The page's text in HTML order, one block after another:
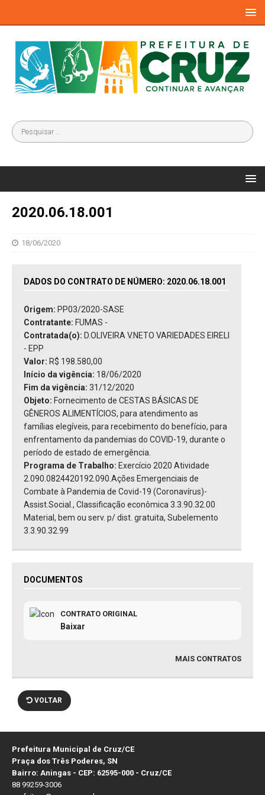
2020.06.18.001
18/06/2020
DADOS DO CONTRATO DE NÚMERO: 2020.06.18.001
Origem: PP03/2020-SASE
Contratante: FUMAS -
Contratada(o): D.OLIVEIRA V.NETO VARIEDADES EIRELI
- EPP
Valor: R$ 198.580,00
Início da vigência: 18/06/2020
Fim da vigência: 31/12/2020
Objeto: Fornecimento de CESTAS BÁSICAS DE
GÊNEROS ALIMENTÍCIOS, para atendimento as
famílias elegíveis, para recebimento do benefício, para
enfrentamento da pandemias do COVID-19, durante o
período de estado de emergência.
Programa de Trabalho: Exercício 2020 Atividade
2.090.0824420192.090.Ações Emergenciais de
Combate à Pandemia de Covid-19 (Coronavírus)-
Assist.Social., Classificação econômica 3.3.90.32.00
Material, bem ou serv. p/ dist. gratuita, Subelemento
3.3.90.32.99
DOCUMENTOS
CONTRATO ORIGINAL
Baixar
MAIS CONTRATOS
VOLTAR
Prefeitura Municipal de Cruz/CE
Praça dos Três Poderes, SN
Bairro: Aningas - CEP: 62595-000 - Cruz/CE
88 99259-3006